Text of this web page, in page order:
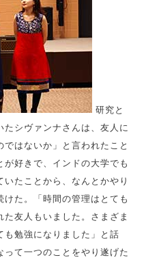
研究と
シヴァンナさんは、友人に
ではないか」と言われたこと
好きで、インドの大学でも
たことから、なんとかやり
た。「時間の管理はとても
友人もいました。さまざま
勉強になりました」と話
て一つのことをやり遂げた